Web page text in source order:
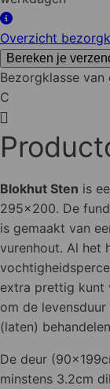
Overzicht
Bereken je
Bezorgklasse
C
Blokhut Sten is
295x200. De
is gemaakt van
vurenhout. Al het
extra prettig kunt
om de
(laten)
De deur
minstens 3.2cm